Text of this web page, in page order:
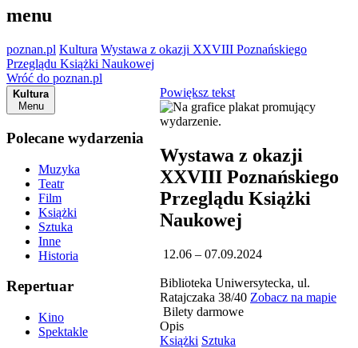
menu
poznan.pl Kultura Wystawa z okazji XXVIII Poznańskiego
Przeglądu Książki Naukowej
Wróć do poznan.pl
Kultura
Menu
Polecane wydarzenia
Muzyka
Teatr
Film
Książki
Sztuka
Inne
Historia
Repertuar
Kino
Spektakle
Powiększ tekst
Wystawa z okazji
XXVIII Poznańskiego
Przeglądu Książki
Naukowej
12.06 – 07.09.2024
Biblioteka Uniwersytecka, ul.
Ratajczaka 38/40 Zobacz na mapie
Bilety darmowe
Opis
Książki Sztuka